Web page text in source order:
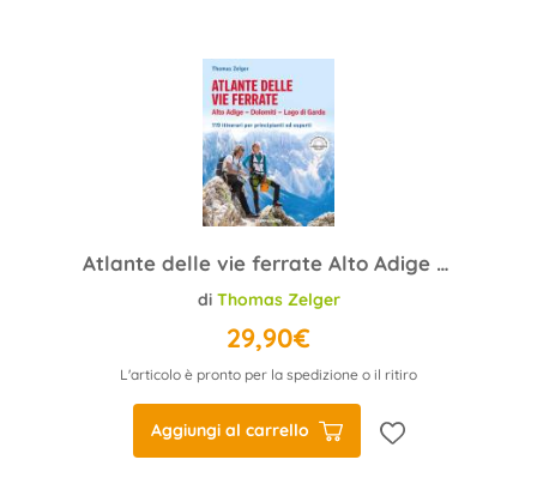
Atlante delle vie ferrate Alto Adige – Dolomiti – Lago di Garda
di Thomas Zelger
29,90€
L'articolo è pronto per la spedizione o il ritiro
Aggiungi al carrello